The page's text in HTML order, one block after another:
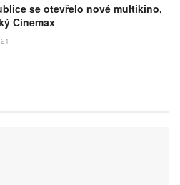
se otevřelo nové multikino,
Cinemax